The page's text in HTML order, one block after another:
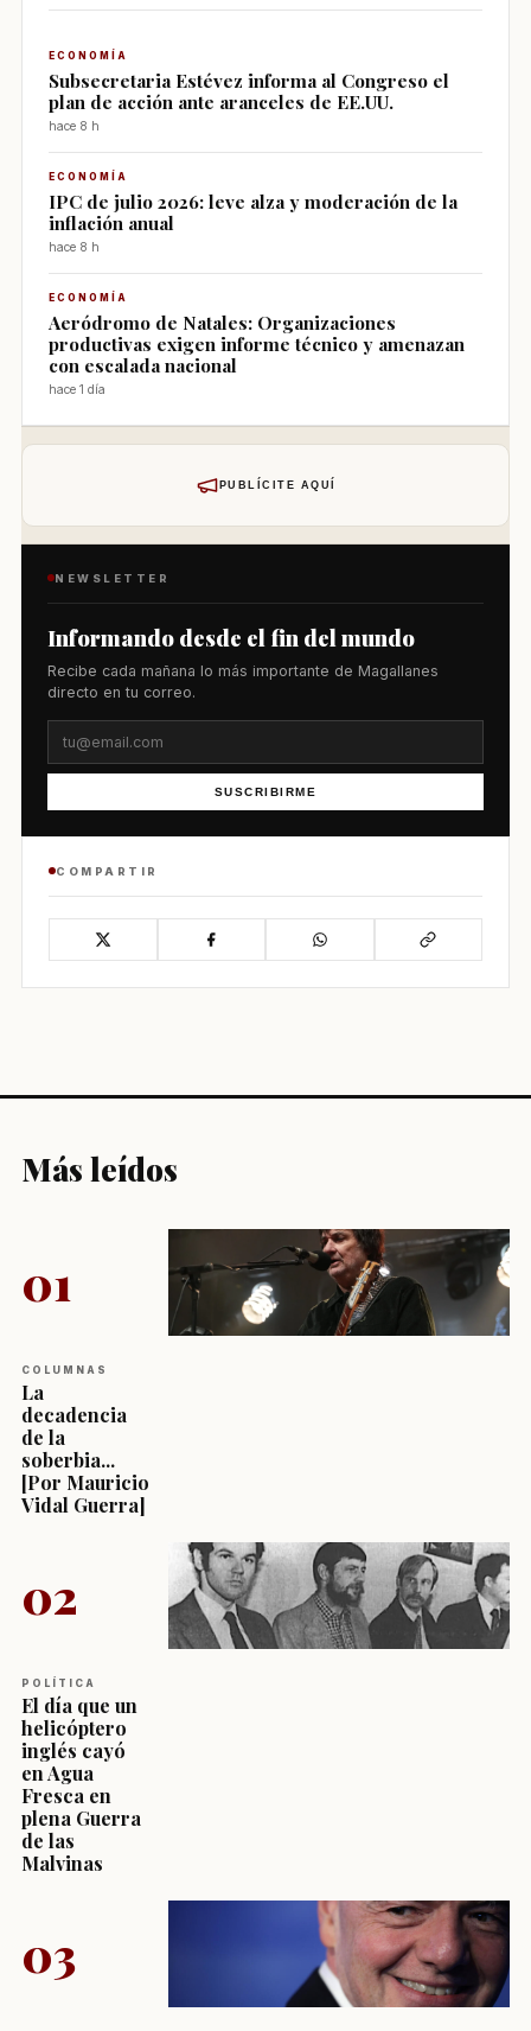
ECONOMÍA
Subsecretaria Estévez informa al Congreso el
plan de acción ante aranceles de EE.UU.
hace 8 h
ECONOMÍA
IPC de julio 2026: leve alza y moderación de la
inflación anual
hace 8 h
ECONOMÍA
Aeródromo de Natales: Organizaciones
productivas exigen informe técnico y amenazan
con escalada nacional
hace 1 día
PUBLÍCITE AQUÍ
NEWSLETTER
Informando desde el fin del mundo
Recibe cada mañana lo más importante de Magallanes
directo en tu correo.
SUSCRIBIRME
COMPARTIR
Más leídos
01
COLUMNAS
La
decadencia
de la
soberbia...
[Por Mauricio
Vidal Guerra]
02
POLÍTICA
El día que un
helicóptero
inglés cayó
en Agua
Fresca en
plena Guerra
de las
Malvinas
03